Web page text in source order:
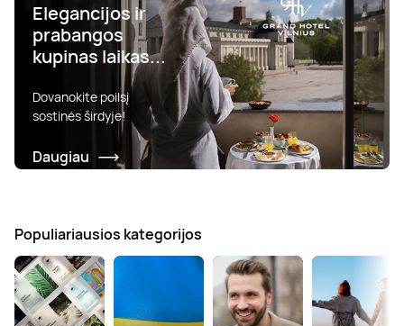
Elegancijos ir
prabangos
kupinas laikas...
Dovanokite poilsį
sostinės širdyje!
Daugiau
Populiariausios kategorijos